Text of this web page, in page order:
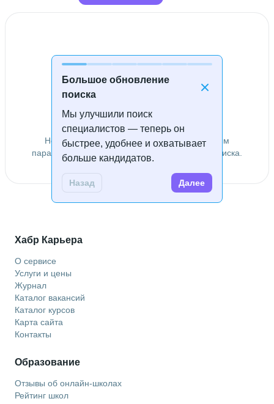
Большое обновление
поиска
Мы улучшили поиск
специалистов — теперь он
быстрее, удобнее и охватывает
больше кандидатов.
Назад Далее
Специалисты не найдены
Не удалось найти специалистов по заданным
параметрам. Попробуйте изменить условия поиска.
Хабр Карьера
О сервисе
Услуги и цены
Журнал
Каталог вакансий
Каталог курсов
Карта сайта
Контакты
Образование
Отзывы об онлайн-школах
Рейтинг школ